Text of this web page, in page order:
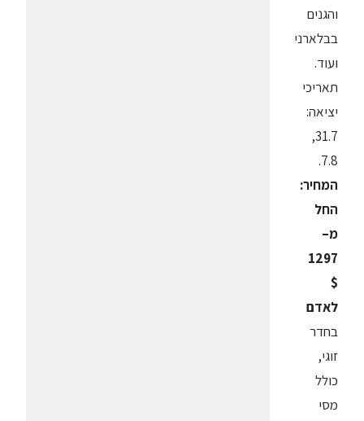
והגנים
בבלארני
ועוד.
תאריכי
יציאה:
31.7,
7.8.
המחיר:
החל
מ–
1297
$
לאדם
בחדר
זוגי,
כולל
מסי